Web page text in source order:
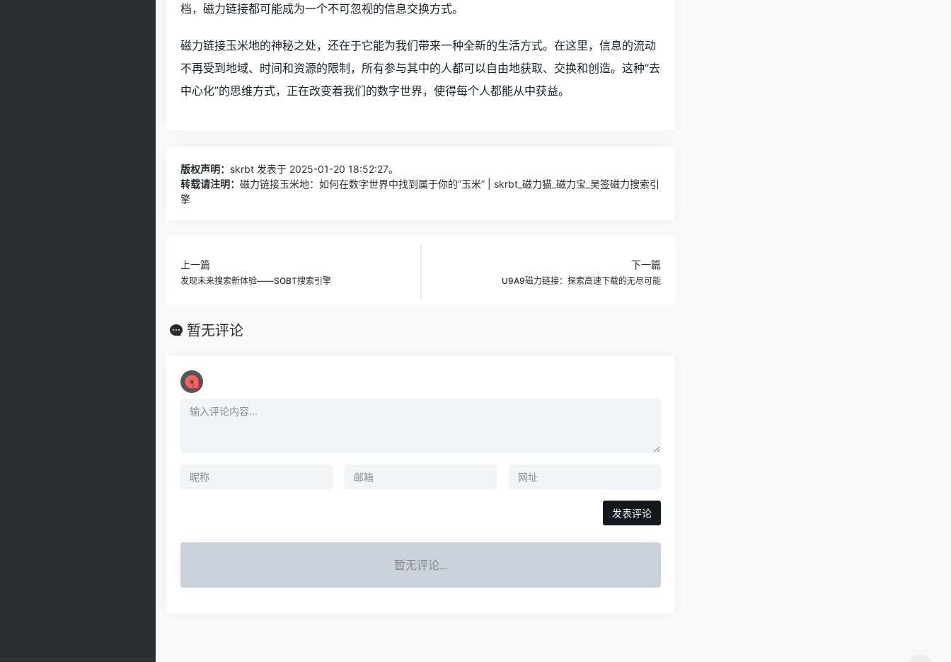
档，磁力链接都可能成为一个不可忽视的信息交换方式。
磁力链接玉米地的神秘之处，还在于它能为我们带来一种全新的生活方式。在这里，信息的流动
不再受到地域、时间和资源的限制，所有参与其中的人都可以自由地获取、交换和创造。这种“去
中心化”的思维方式，正在改变着我们的数字世界，使得每个人都能从中获益。
版权声明： skrbt 发表于 2025-01-20 18:52:27。
转载请注明： 磁力链接玉米地：如何在数字世界中找到属于你的“玉米” | skrbt_磁力猫_磁力宝_吴签磁力搜索引
擎
上一篇
发现未来搜索新体验——SOBT搜索引擎
下一篇
U9A9磁力链接：探索高速下载的无尽可能
暂无评论
暂无评论...